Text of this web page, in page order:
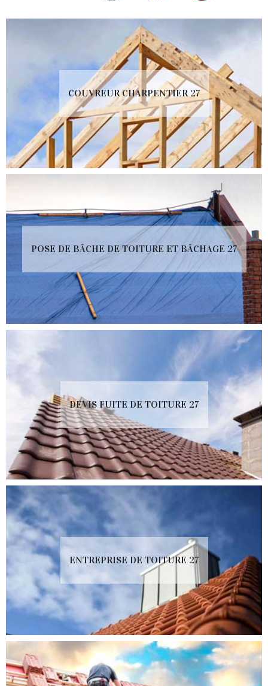
COUVREUR CHARPENTIER 27
POSE DE BÂCHE DE TOITURE ET BÂCHAGE 27
DEVIS FUITE DE TOITURE 27
ENTREPRISE DE TOITURE 27